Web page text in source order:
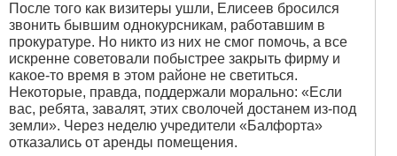
После того как визитеры ушли, Елисеев бросился
звонить бывшим однокурсникам, работавшим в
прокуратуре. Но никто из них не смог помочь, а все
искренне советовали побыстрее закрыть фирму и
какое-то время в этом районе не светиться.
Некоторые, правда, поддержали морально: «Если
вас, ребята, завалят, этих сволочей достанем из-под
земли». Через неделю учредители «Балфорта»
отказались от аренды помещения.